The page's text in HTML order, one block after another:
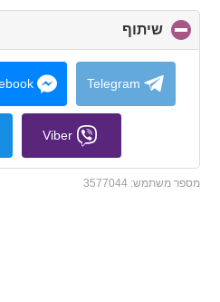
שיתוף
to
collapse
contents
Telegram
Viber
מספר משתמש:3577044